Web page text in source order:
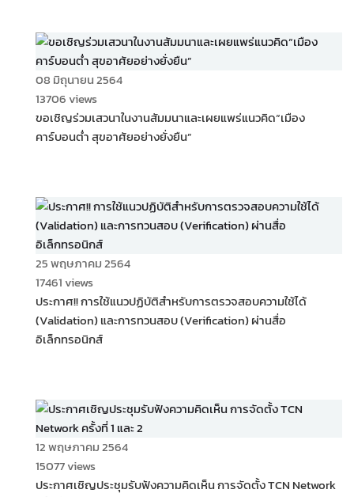
08 มิถุนายน 2564
13706 views
ขอเชิญร่วมเสวนาในงานสัมมนาและเผยแพร่แนวคิด“เมือง
คาร์บอนต่ำ สุขอาศัยอย่างยั่งยืน”
25 พฤษภาคม 2564
17461 views
ประกาศ!! การใช้แนวปฏิบัติสำหรับการตรวจสอบความใช้ได้
(Validation) และการทวนสอบ (Verification) ผ่านสื่อ
อิเล็กทรอนิกส์
12 พฤษภาคม 2564
15077 views
ประกาศเชิญประชุมรับฟังความคิดเห็น การจัดตั้ง TCN Network